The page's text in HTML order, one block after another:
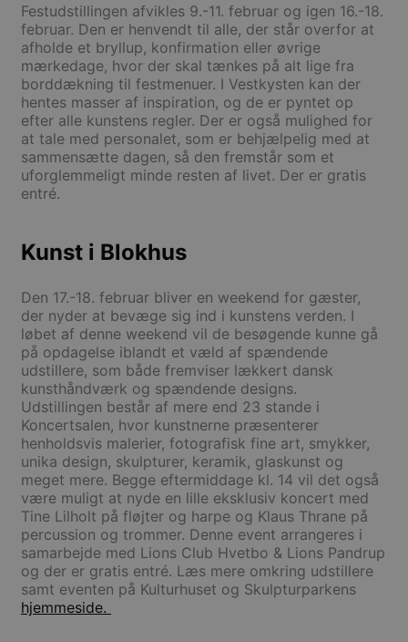
Festudstillingen afvikles 9.-11. februar og igen 16.-18.
februar. Den er henvendt til alle, der står overfor at
afholde et bryllup, konfirmation eller øvrige
mærkedage, hvor der skal tænkes på alt lige fra
borddækning til festmenuer. I Vestkysten kan der
hentes masser af inspiration, og de er pyntet op
efter alle kunstens regler. Der er også mulighed for
at tale med personalet, som er behjælpelig med at
sammensætte dagen, så den fremstår som et
uforglemmeligt minde resten af livet. Der er gratis
entré.
Kunst i Blokhus
Den 17.-18. februar bliver en weekend for gæster,
der nyder at bevæge sig ind i kunstens verden. I
løbet af denne weekend vil de besøgende kunne gå
på opdagelse iblandt et væld af spændende
udstillere, som både fremviser lækkert dansk
kunsthåndværk og spændende designs.
Udstillingen består af mere end 23 stande i
Koncertsalen, hvor kunstnerne præsenterer
henholdsvis malerier, fotografisk fine art, smykker,
unika design, skulpturer, keramik, glaskunst og
meget mere. Begge eftermiddage kl. 14 vil det også
være muligt at nyde en lille eksklusiv koncert med
Tine Lilholt på fløjter og harpe og Klaus Thrane på
percussion og trommer. Denne event arrangeres i
samarbejde med Lions Club Hvetbo & Lions Pandrup
og der er gratis entré. Læs mere omkring udstillere
samt eventen på Kulturhuset og Skulpturparkens
hjemmeside.